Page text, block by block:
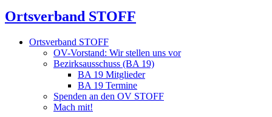
Ortsverband STOFF
Ortsverband STOFF
OV-Vorstand: Wir stellen uns vor
Bezirksausschuss (BA 19)
BA 19 Mitglieder
BA 19 Termine
Spenden an den OV STOFF
Mach mit!